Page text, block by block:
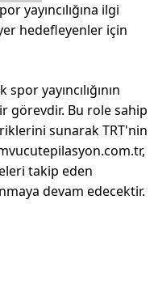
yayıncılığına ilgi
hedefleyenler için
yayıncılığının
görevdir. Bu role sahip
sunarak TRT'nin
takip eden
devam edecektir.